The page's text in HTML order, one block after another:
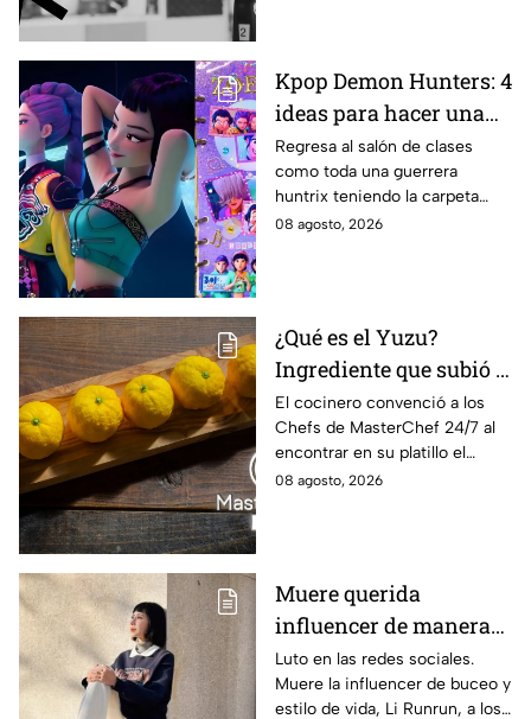
Kpop Demon Hunters: 4
ideas para hacer una
carpeta escolar este
regreso a clases 2026,
inspiradas en Rumi,
Zoey y Mira
Regresa al salón de clases
como toda una guerrera
huntrix teniendo la carpeta
más original para anotar todos
08 agosto, 2026
¿Qué es el Yuzu?
Ingrediente que subió a
Lancer al balcón de
MasterChef 24/7 este
"Viernes de salvación"
El cocinero convenció a los
Chefs de MasterChef 24/7 al
encontrar en su platillo el
balance perfecto.
08 agosto, 2026
Muere querida
influencer de manera
repentina; su madre
compartió la noticia
Luto en las redes sociales.
Muere la influencer de buceo y
estilo de vida, Li Runrun, a los